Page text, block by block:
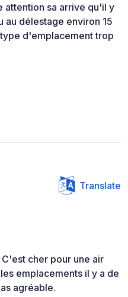
attention sa arrive qu'il y
délestage environ 15
d'emplacement trop
Translate
cher pour une air
emplacements il y a de
agréable.